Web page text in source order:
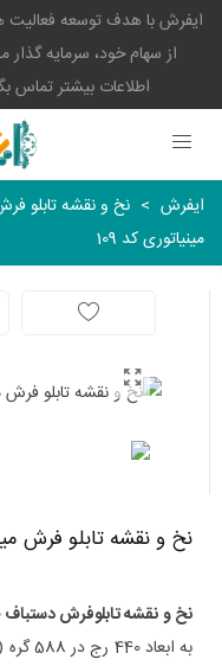
ایفرش با هدف توسعه فعالیت
از سهام خود، سرمایه
اطلاعات بیشتر تماس بگیرید.
ایفرش > نخ و نقشه تابلو
مینیاتوری کد 109
نخ و نقشه تابلو فرش
نخ و نقشه تابلوفرش دستباف
به ابعاد 440 رج در 588 گره